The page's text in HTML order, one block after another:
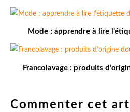
Mode : apprendre à lire
Francolavage : produits
Commenter cet